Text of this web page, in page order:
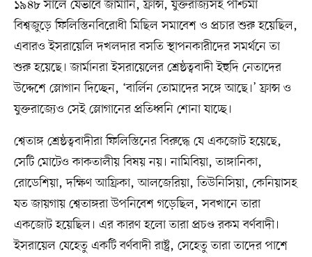
১৯৪৮ সালে যেভাবে জার্মানি, ফ্রান্স, যুক্তরাজ্যসহ পশ্চিমা
বিশ্বজুড়ে ফিলিস্তিনবিরোধী মিছিল সমাবেশ ও প্রচার শুরু হয়েছিল,
এবারও ইসরায়েলি দখলদার বসতি স্থাপনকারীদের সমর্থনে তা
শুরু হয়েছে। জার্মানরা ইসরায়েলের শ্রেষ্ঠত্ববাদী ইহুদি নেতাদের
উদ্দেশে স্লোগান দিচ্ছেন, ‘বার্লিন তোমাদের সঙ্গে আছে।’ ফ্রান্স ও
যুক্তরাজ্যেও সেই স্লোগানের প্রতিধ্বনি শোনা যাচ্ছে।
শ্বেতাঙ্গ শ্রেষ্ঠত্ববাদীরা ফিলিস্তিনের বিরুদ্ধে যে একজোট হয়েছে,
সেটি মোটেও কাকতালীয় বিষয় নয়। নামিবিয়া, তাঙ্গানিকা,
রোডেশিয়া, দক্ষিণ আফ্রিকা, আলজেরিয়া, তিউনিসিয়া, কেনিয়াসহ
যত জায়গায় শ্বেতাঙ্গরা উপনিবেশ গড়েছিল, সবখানে তারা
একজোট হয়েছিল। এর কারণ হলো তারা প্রচণ্ড রকম বর্ণবাদী।
ইসরায়েল যেহেতু একটি বর্ণবাদী রাষ্ট্র, সেহেতু তারা তাদের পাশে